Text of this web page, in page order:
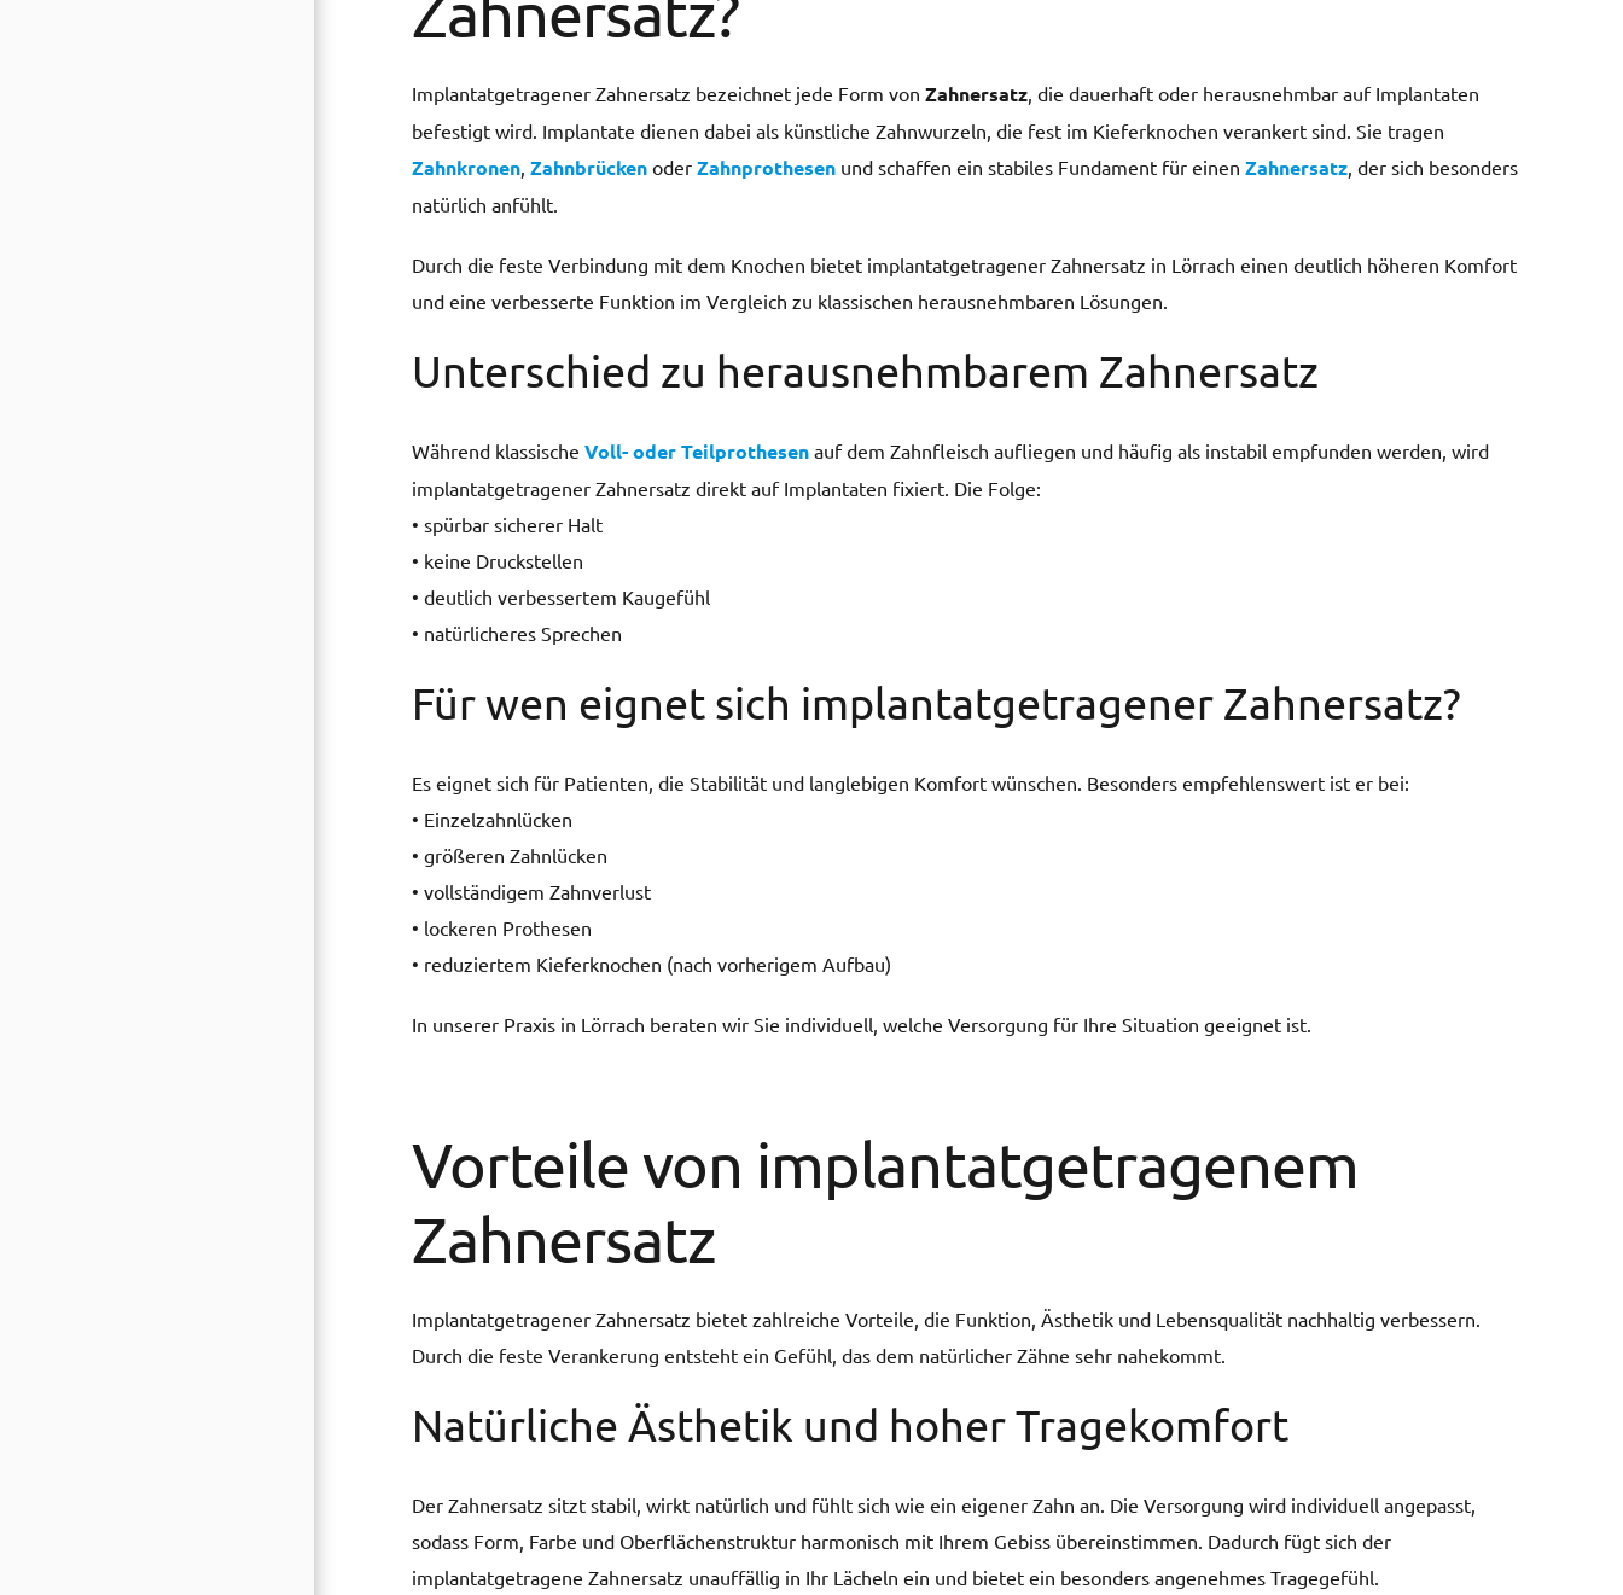
Implantatgetragener Zahnersatz bezeichnet jede Form von Zahnersatz, die dauerhaft oder herausnehmbar auf Implantaten
befestigt wird. Implantate dienen dabei als künstliche Zahnwurzeln, die fest im Kieferknochen verankert sind. Sie tragen
Zahnkronen, Zahnbrückenoder Zahnprothesenund schaffen ein stabiles Fundament für einen Zahnersatz, der sich besonders
natürlich anfühlt.
Durch die feste Verbindung mit dem Knochen bietet implantatgetragener Zahnersatz in Lörrach einen deutlich höheren Komfort
und eine verbesserte Funktion im Vergleich zu klassischen herausnehmbaren Lösungen.
Unterschied zu herausnehmbarem Zahnersatz
Während klassische Voll- oder Teilprothesenauf dem Zahnfleisch aufliegen und häufig als instabil empfunden werden, wird
implantatgetragener Zahnersatz direkt auf Implantaten fixiert. Die Folge:
• spürbar sicherer Halt
• keine Druckstellen
• deutlich verbessertem Kaugefühl
• natürlicheres Sprechen
Für wen eignet sich implantatgetragener Zahnersatz?
Es eignet sich für Patienten, die Stabilität und langlebigen Komfort wünschen. Besonders empfehlenswert ist er bei:
• Einzelzahnlücken
• größeren Zahnlücken
• vollständigem Zahnverlust
• lockeren Prothesen
• reduziertem Kieferknochen (nach vorherigem Aufbau)
In unserer Praxis in Lörrach beraten wir Sie individuell, welche Versorgung für Ihre Situation geeignet ist.
Vorteile von implantatgetragenem
Zahnersatz
Implantatgetragener Zahnersatz bietet zahlreiche Vorteile, die Funktion, Ästhetik und Lebensqualität nachhaltig verbessern.
Durch die feste Verankerung entsteht ein Gefühl, das dem natürlicher Zähne sehr nahekommt.
Natürliche Ästhetik und hoher Tragekomfort
Der Zahnersatz sitzt stabil, wirkt natürlich und fühlt sich wie ein eigener Zahn an. Die Versorgung wird individuell angepasst,
sodass Form, Farbe und Oberflächenstruktur harmonisch mit Ihrem Gebiss übereinstimmen. Dadurch fügt sich der
implantatgetragene Zahnersatz unauffällig in Ihr Lächeln ein und bietet ein besonders angenehmes Tragegefühl.